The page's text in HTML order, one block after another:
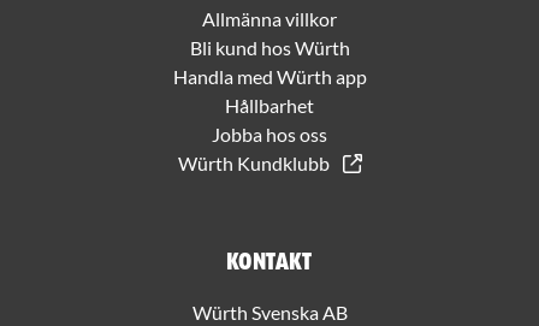
Allmänna villkor
Bli kund hos Würth
Handla med Würth app
Hållbarhet
Jobba hos oss
Würth Kundklubb
Kontakt
Würth Svenska AB